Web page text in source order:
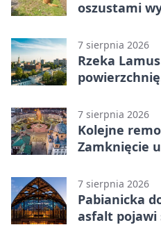
oszustami
7 sierpnia 2026
Rzeka
7 sierpnia 2026
Kolejne
Zamknięcie
7 sierpnia 2026
Pabianicka
asfalt pojawi